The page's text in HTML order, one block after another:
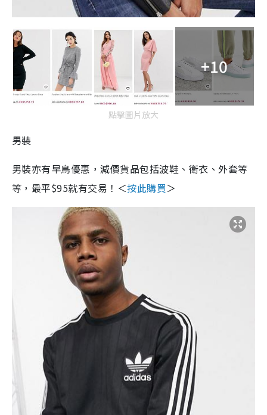
+10
點擊圖片放大
男裝
男裝亦有早鳥優惠，減價貨品包括波鞋、衛衣、外套等
等，最平$95就有交易！ ＜按此購買＞